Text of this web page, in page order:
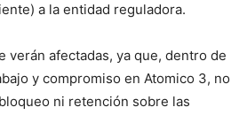
a la entidad reguladora.
verán afectadas, ya que, dentro de
y compromiso en Atomico 3, no
ni retención sobre las